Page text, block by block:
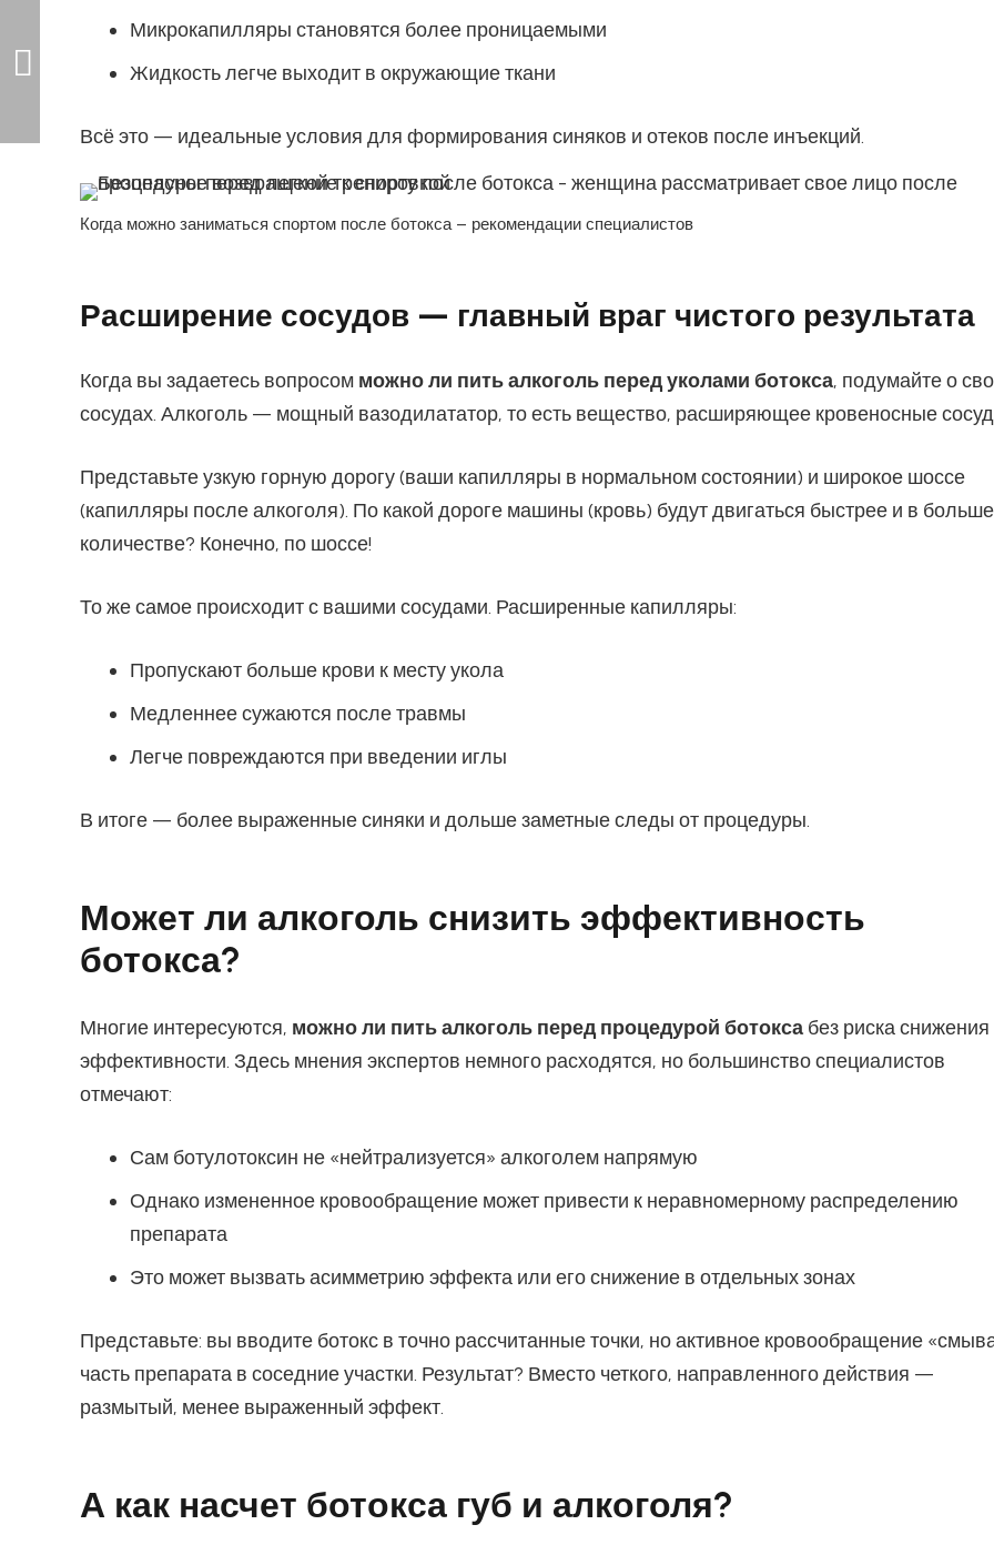
Микрокапилляры становятся более проницаемыми
Жидкость легче выходит в окружающие ткани
Всё это — идеальные условия для формирования синяков и отеков после инъекций.
Когда можно заниматься спортом после ботокса – рекомендации специалистов
Расширение сосудов — главный враг чистого результата
Когда вы задаетесь вопросом можно ли пить алкоголь перед уколами ботокса, подумайте о
сосудах. Алкоголь — мощный вазодилататор, то есть вещество, расширяющее кровеносные
Представьте узкую горную дорогу (ваши капилляры в нормальном состоянии) и широкое шоссе
(капилляры после алкоголя). По какой дороге машины (кровь) будут двигаться быстрее и в
количестве? Конечно, по шоссе!
То же самое происходит с вашими сосудами. Расширенные капилляры:
Пропускают больше крови к месту укола
Медленнее сужаются после травмы
Легче повреждаются при введении иглы
В итоге — более выраженные синяки и дольше заметные следы от процедуры.
Может ли алкоголь снизить эффективность
ботокса?
Многие интересуются, можно ли пить алкоголь перед процедурой ботокса без риска снижения
эффективности. Здесь мнения экспертов немного расходятся, но большинство специалистов
отмечают:
Сам ботулотоксин не «нейтрализуется» алкоголем напрямую
Однако измененное кровообращение может привести к неравномерному распределению
препарата
Это может вызвать асимметрию эффекта или его снижение в отдельных зонах
Представьте: вы вводите ботокс в точно рассчитанные точки, но активное кровообращение
часть препарата в соседние участки. Результат? Вместо четкого, направленного действия —
размытый, менее выраженный эффект.
А как насчет ботокса губ и алкоголя?